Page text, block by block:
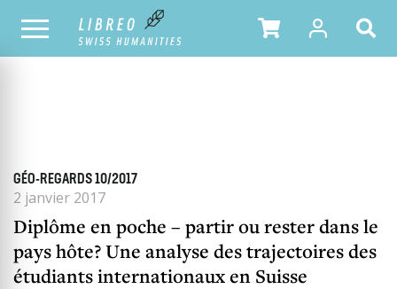
TOUS LES NUMÉROS SOMMAIRE DU NUMÉRO
GÉO-REGARDS 10/2017
2 janvier 2017
Diplôme en poche – partir ou rester dans le
pays hôte? Une analyse des trajectoires des
étudiants internationaux en Suisse